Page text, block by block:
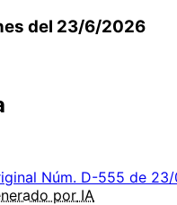
del 23/6/2026
Núm. D-555 de
por IA